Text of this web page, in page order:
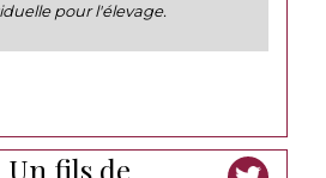
pour l'élevage.
Un fils de